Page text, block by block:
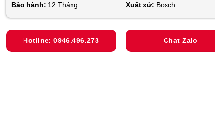
Bảo hành: 12 Tháng Xuất xứ: Bosch
Hotline: 0946.496.278 Chat Zalo